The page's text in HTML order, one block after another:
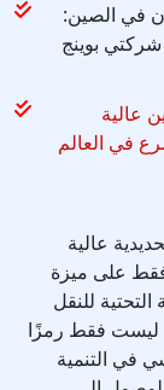
في الصين:
بوينج
عالية
في العالم
عالية
على ميزة
للنقل
ليست فقط رمزًا
في التنمية